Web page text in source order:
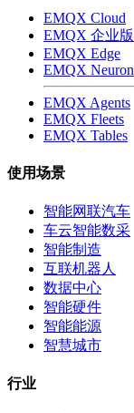
EMQX Cloud
EMQX 企业版
EMQX Edge
EMQX Neuron
EMQX Agents
EMQX Fleets
EMQX Tables
使用场景
智能网联汽车
车云智能数采
智能制造
互联机器人
数据中心
智能硬件
智能能源
智慧城市
行业